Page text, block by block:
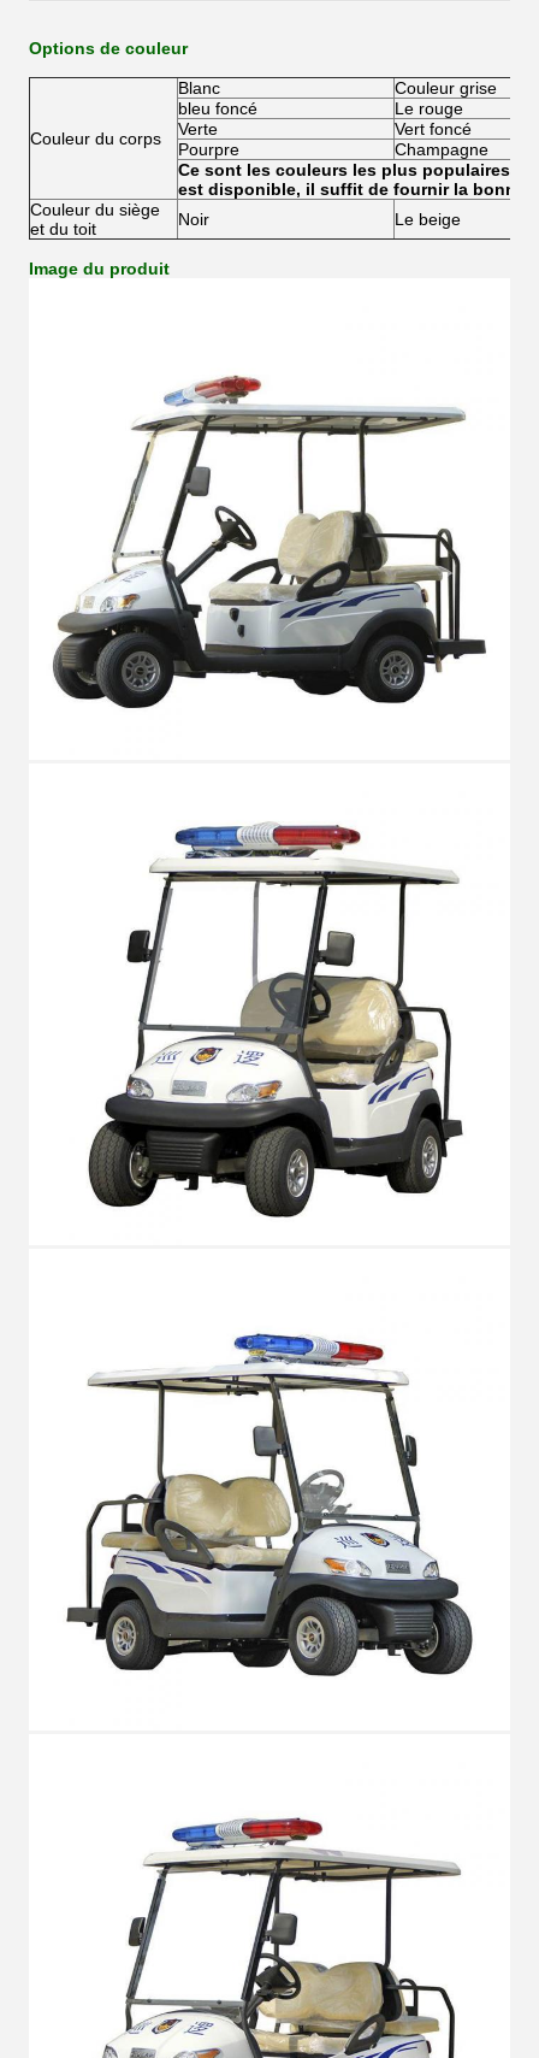
Options de couleur
Couleur du corps
Blanc
Couleur grise
bleu foncé
Le rouge
Verte
Vert foncé
Pourpre
Champagne
Ce sont les couleurs les plus populaires,
est disponible, il suffit de fournir la bonne
Couleur du siège
et du toit
Noir Le beige
Image du produit